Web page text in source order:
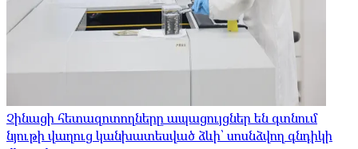
Չինացի հետազոտողները ապացույցներ են գտնում
նյութի վաղուց կանխատեսված ձևի՝ սոսնձվող գնդիկի